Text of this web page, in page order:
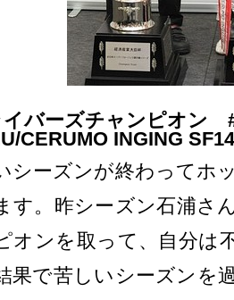
イバーズチャンピオン
CERUMO INGING
シーズンが終わってホ
す。昨シーズン石浦さ
オンを取って、自分は
果で苦しいシーズンを